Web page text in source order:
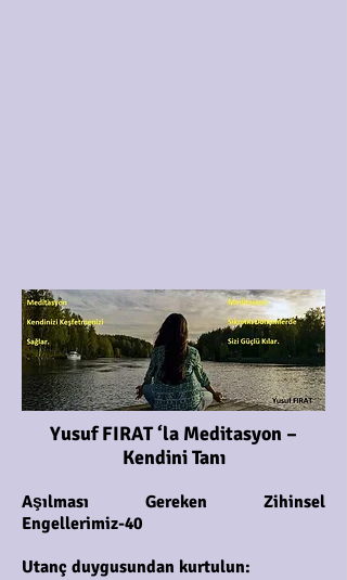
Yusuf FIRAT ‘la Meditasyon –
Kendini Tanı
Aşılması Gereken Zihinsel
Engellerimiz-40
Utanç duygusundan kurtulun: